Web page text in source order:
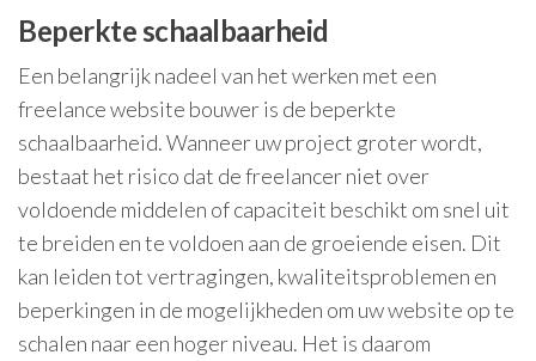
Beperkte schaalbaarheid
Een belangrijk nadeel van het werken met een
freelance website bouwer is de beperkte
schaalbaarheid. Wanneer uw project groter wordt,
bestaat het risico dat de freelancer niet over
voldoende middelen of capaciteit beschikt om snel uit
te breiden en te voldoen aan de groeiende eisen. Dit
kan leiden tot vertragingen, kwaliteitsproblemen en
beperkingen in de mogelijkheden om uw website op te
schalen naar een hoger niveau. Het is daarom